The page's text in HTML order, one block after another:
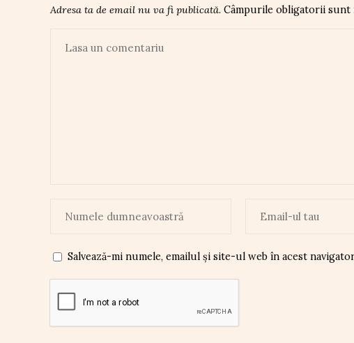
Adresa ta de email nu va fi publicată. Câmpurile obligatorii sunt
Salvează-mi numele, emailul și site-ul web în acest